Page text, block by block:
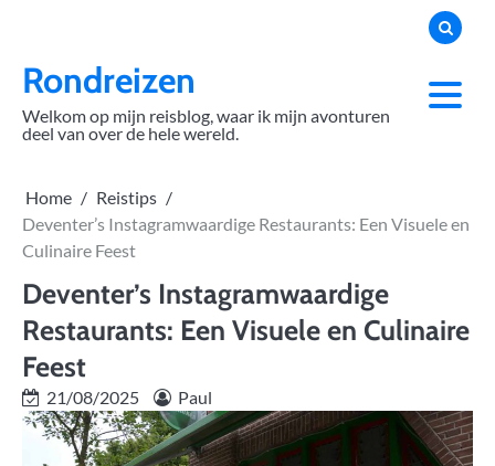
contentRondreizen
Welkom op mijn reisblog, waar ik mijn avonturen
deel van over de hele wereld.
Home
Reistips
Deventer’s Instagramwaardige Restaurants: Een Visuele en
Culinaire Feest
Deventer’s Instagramwaardige
Restaurants: Een Visuele en Culinaire
Feest
21/08/2025 Paul